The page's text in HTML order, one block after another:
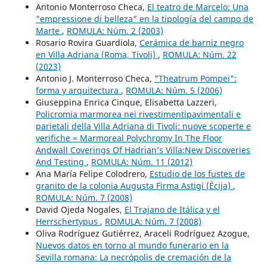
Antonio Monterroso Checa, El teatro de Marcelo: Una
"empressione di belleza" en la tipología del campo de
Marte , ROMULA: Núm. 2 (2003)
Rosario Rovira Guardiola, Cerámica de barniz negro
en Villa Adriana (Roma, Tivoli) , ROMULA: Núm. 22
(2023)
Antonio J. Monterroso Checa, "Theatrum Pompei":
forma y arquitectura , ROMULA: Núm. 5 (2006)
Giuseppina Enrica Cinque, Elisabetta Lazzeri,
Policromia marmorea nei rivestimentipavimentali e
parietali della Villa Adriana di Tivoli: nuove scoperte e
verifiche = Marmoreal Polychromy In The Floor
Andwall Coverings Of Hadrian’s Villa:New Discoveries
And Testing , ROMULA: Núm. 11 (2012)
Ana María Felipe Colodrero, Estudio de los fustes de
granito de la colonia Augusta Firma Astigi (Écija) ,
ROMULA: Núm. 7 (2008)
David Ojeda Nogales, El Trajano de Itálica y el
Herrschertypus , ROMULA: Núm. 7 (2008)
Oliva Rodríguez Gutiérrez, Araceli Rodríguez Azogue,
Nuevos datos en torno al mundo funerario en la
Sevilla romana: La necrópolis de cremación de la